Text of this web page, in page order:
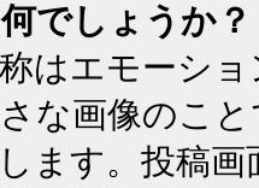
でしょうか？
はエモーシ
な画像のこ
ます。投稿